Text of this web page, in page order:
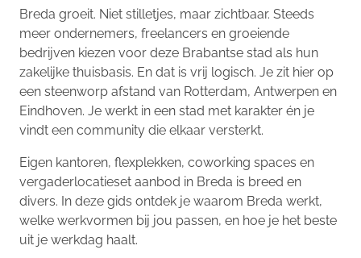
Breda groeit. Niet stilletjes, maar zichtbaar. Steeds
meer ondernemers, freelancers en groeiende
bedrijven kiezen voor deze Brabantse stad als hun
zakelijke thuisbasis. En dat is vrij logisch. Je zit hier op
een steenworp afstand van Rotterdam, Antwerpen en
Eindhoven. Je werkt in een stad met karakter én je
vindt een community die elkaar versterkt.
Eigen kantoren, flexplekken, coworking spaces en
vergaderlocatieset aanbod in Breda is breed en
divers. In deze gids ontdek je waarom Breda werkt,
welke werkvormen bij jou passen, en hoe je het beste
uit je werkdag haalt.